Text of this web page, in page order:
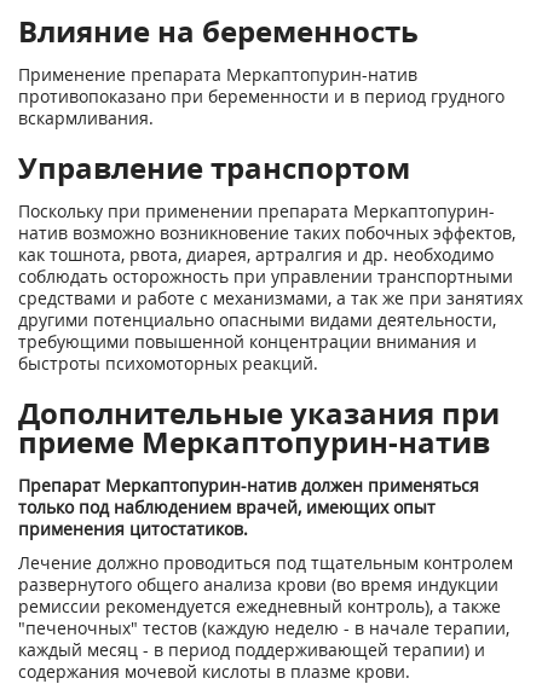
Влияние на беременность
Применение препарата Меркаптопурин-натив
противопоказано при беременности и в период грудного
вскармливания.
Управление транспортом
Поскольку при применении препарата Меркаптопурин-
натив возможно возникновение таких побочных эффектов,
как тошнота, рвота, диарея, артралгия и др. необходимо
соблюдать осторожность при управлении транспортными
средствами и работе с механизмами, а так же при занятиях
другими потенциально опасными видами деятельности,
требующими повышенной концентрации внимания и
быстроты психомоторных реакций.
Дополнительные указания при
приеме Меркаптопурин-натив
Препарат Меркаптопурин-натив должен применяться
только под наблюдением врачей, имеющих опыт
применения цитостатиков.
Лечение должно проводиться под тщательным контролем
развернутого общего анализа крови (во время индукции
ремиссии рекомендуется ежедневный контроль), а также
"печеночных" тестов (каждую неделю - в начале терапии,
каждый месяц - в период поддерживающей терапии) и
содержания мочевой кислоты в плазме крови.